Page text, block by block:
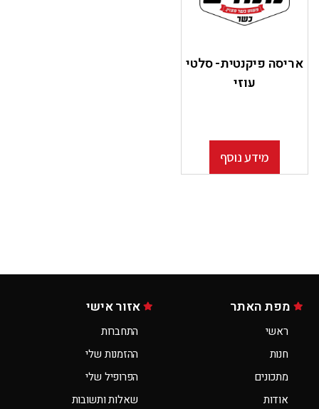
אריסה פיקנטית- סלטי
עוזי
מידע נוסף
מפת האתר
ראשי
חנות
מתכונים
אודות
אזור אישי
התחברות
ההזמנות שלי
הפרופיל שלי
שאלות ותשובות